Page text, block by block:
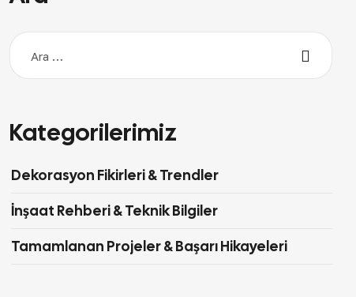
Kategorilerimiz
Dekorasyon Fikirleri & Trendler
İnşaat Rehberi & Teknik Bilgiler
Tamamlanan Projeler & Başarı Hikayeleri